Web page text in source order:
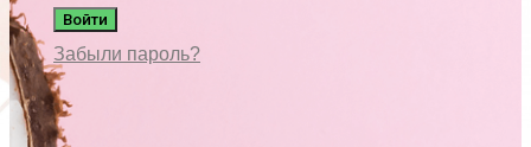
Войти
Забыли пароль?